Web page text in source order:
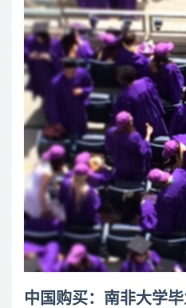
中国购买：南非大学